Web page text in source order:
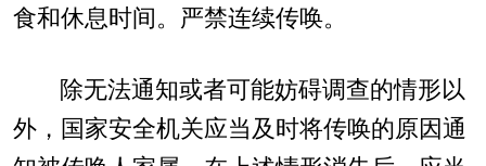
食和休息时间。严禁连续传唤。
除无法通知或者可能妨碍调查的情形以
外，国家安全机关应当及时将传唤的原因通